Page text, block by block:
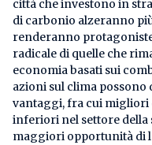
città che investono in
di carbonio alzeranno
renderanno
radicale di quelle che
economia basati sui
azioni sul clima possono
vantaggi, fra cui migliori
inferiori nel settore della
maggiori opportunità di